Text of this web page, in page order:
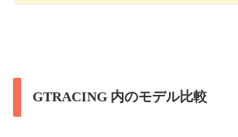
GTRACING 内のモデル比較